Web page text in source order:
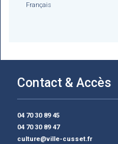
Français
Contact & Accès
04 70 30 89 45
04 70 30 89 47
culture@ville-cusset.fr